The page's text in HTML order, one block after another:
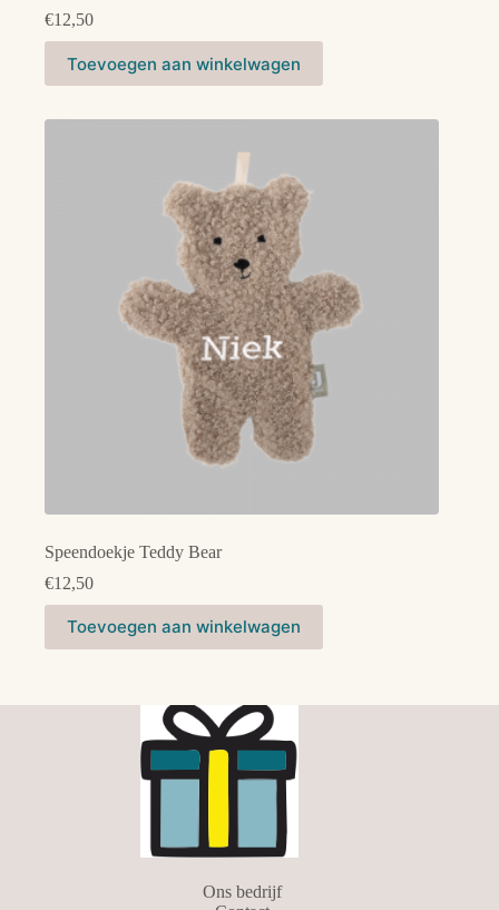
€12,50
Toevoegen aan winkelwagen
Speendoekje Teddy Bear
€12,50
Toevoegen aan winkelwagen
Ons bedrijf